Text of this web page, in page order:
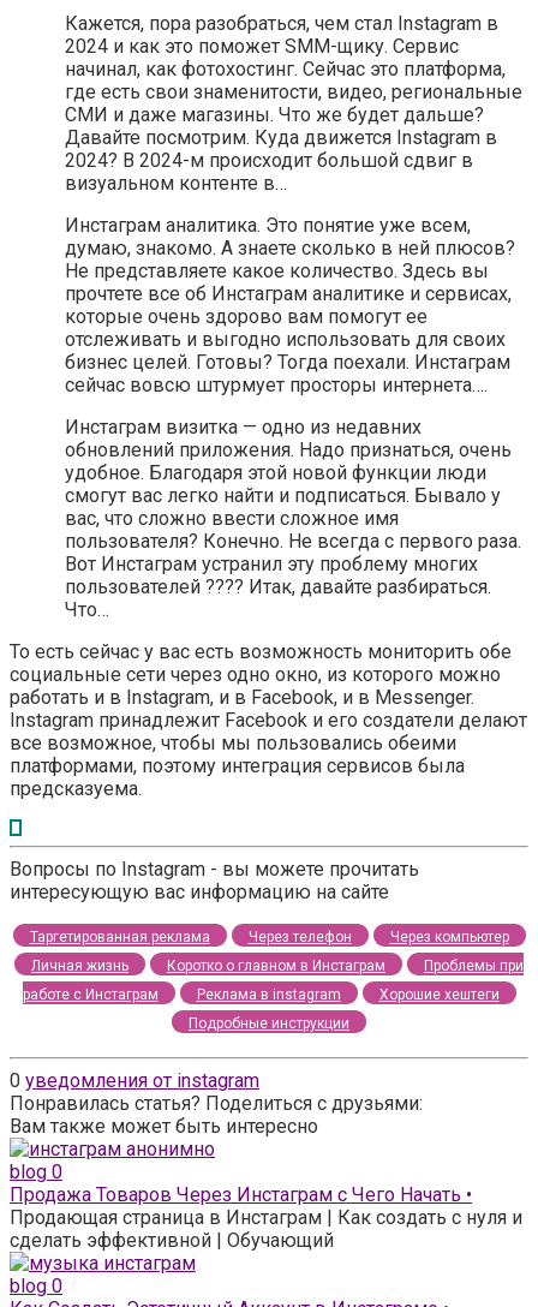
Кажется, пора разобраться, чем стал Instagram в
2024 и как это поможет SMM-щику. Сервис
начинал, как фотохостинг. Сейчас это платформа,
где есть свои знаменитости, видео, региональные
СМИ и даже магазины. Что же будет дальше?
Давайте посмотрим. Куда движется Instagram в
2024? В 2024-м происходит большой сдвиг в
визуальном контенте в…
Инстаграм аналитика. Это понятие уже всем,
думаю, знакомо. А знаете сколько в ней плюсов?
Не представляете какое количество. Здесь вы
прочтете все об Инстаграм аналитике и сервисах,
которые очень здорово вам помогут ее
отслеживать и выгодно использовать для своих
бизнес целей. Готовы? Тогда поехали. Инстаграм
сейчас вовсю штурмует просторы интернета….
Инстаграм визитка — одно из недавних
обновлений приложения. Надо признаться, очень
удобное. Благодаря этой новой функции люди
смогут вас легко найти и подписаться. Бывало у
вас, что сложно ввести сложное имя
пользователя? Конечно. Не всегда с первого раза.
Вот Инстаграм устранил эту проблему многих
пользователей ???? Итак, давайте разбираться.
Что…
То есть сейчас у вас есть возможность мониторить обе
социальные сети через одно окно, из которого можно
работать и в Instagram, и в Facebook, и в Messenger.
Instagram принадлежит Facebook и его создатели делают
все возможное, чтобы мы пользовались обеими
платформами, поэтому интеграция сервисов была
предсказуема.
Вопросы по Instagram - вы можете прочитать
интересующую вас информацию на сайте
Таргетированная реклама Через телефон
Через компьютер
Личная жизнь
Коротко о главном в Инстаграм
Проблемы при
работе с Инстаграм
Реклама в instagram
Хорошие хештеги
Подробные инструкции
0 уведомления от instagram
Понравилась статья? Поделиться с друзьями:
Вам также может быть интересно
blog 0
Продажа Товаров Через Инстаграм с Чего Начать •
Продающая страница в Инстаграм | Как создать с нуля и
сделать эффективной | Обучающий
blog 0